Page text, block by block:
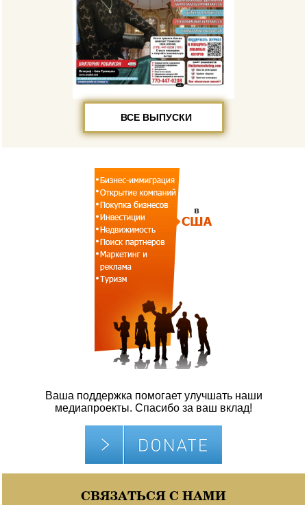
ВСЕ ВЫПУСКИ
Ваша поддержка помогает улучшать наши
медиапроекты. Спасибо за ваш вклад!
СВЯЗАТЬСЯ С НАМИ